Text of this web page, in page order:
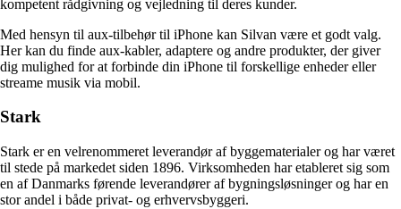
kompetent rådgivning og vejledning til deres kunder.
Med hensyn til aux-tilbehør til iPhone kan Silvan være et godt valg.
Her kan du finde aux-kabler, adaptere og andre produkter, der giver
dig mulighed for at forbinde din iPhone til forskellige enheder eller
streame musik via mobil.
Stark
Stark er en velrenommeret leverandør af byggematerialer og har været
til stede på markedet siden 1896. Virksomheden har etableret sig som
en af Danmarks førende leverandører af bygningsløsninger og har en
stor andel i både privat- og erhvervsbyggeri.